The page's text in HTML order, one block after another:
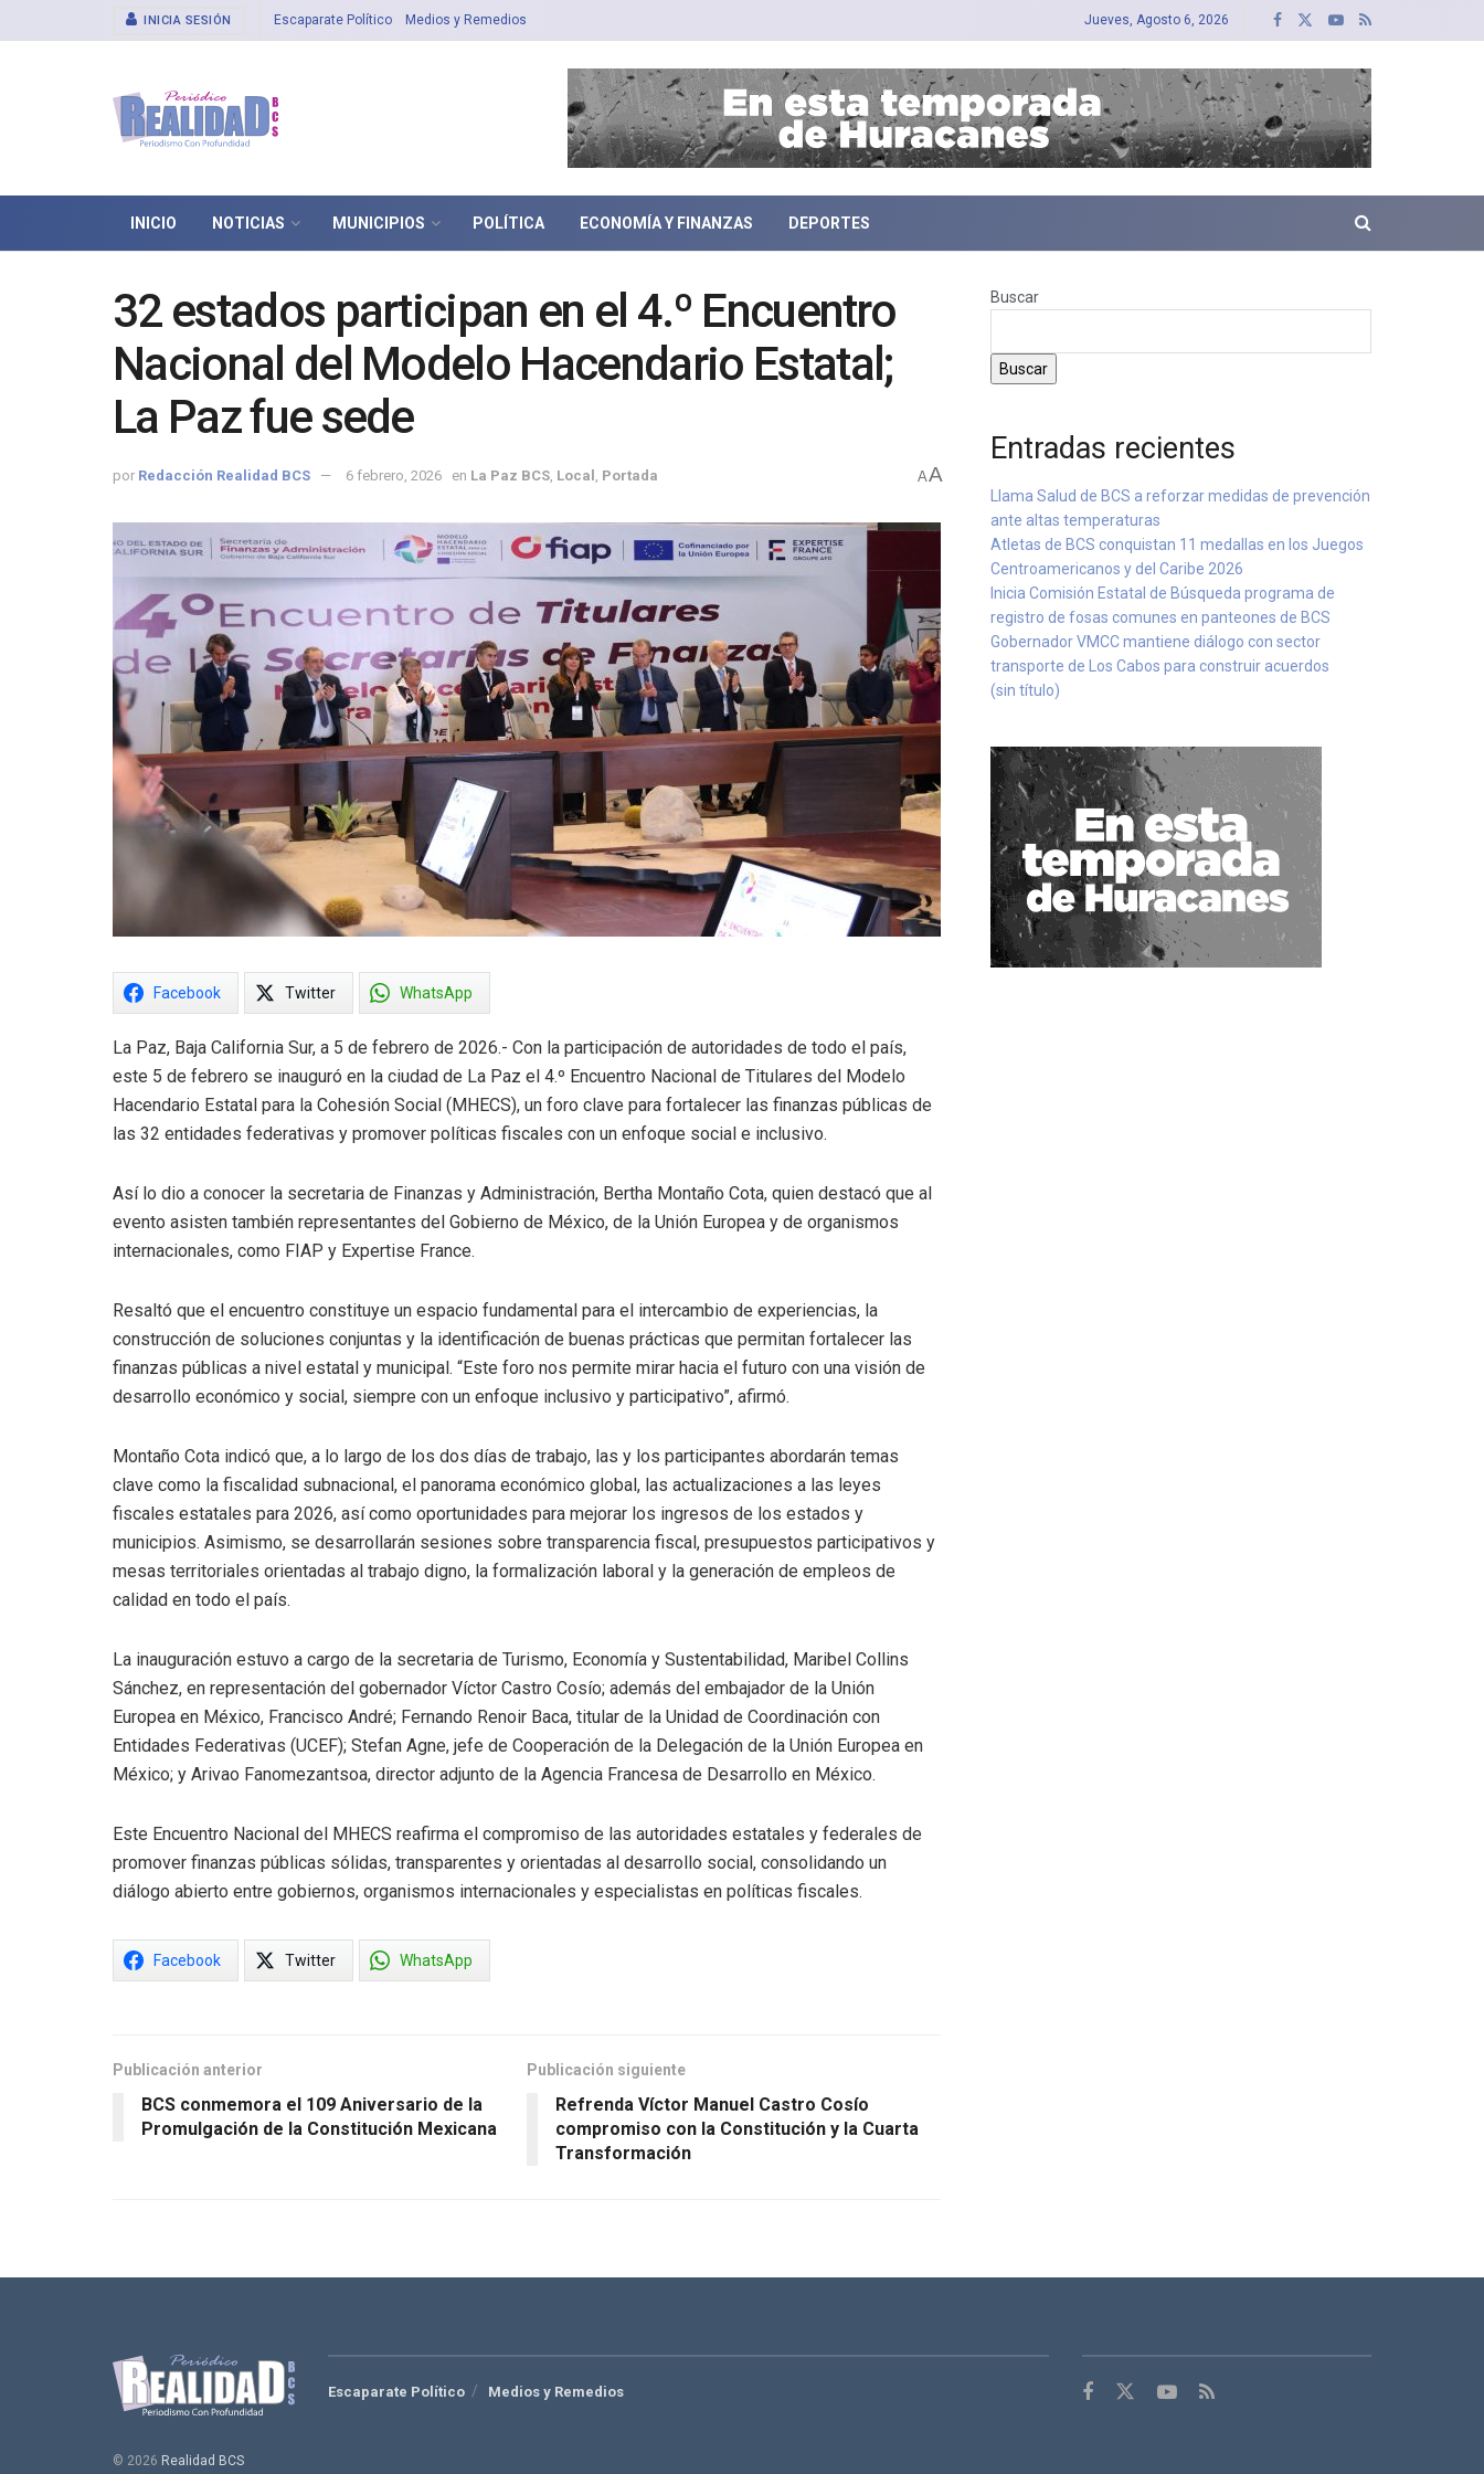
INICIA SESIÓN Escaparate Político Medios y Remedios Jueves, Agosto 6, 2026
INICIO NOTICIAS MUNICIPIOS POLÍTICA ECONOMÍA Y FINANZAS DEPORTES
32 estados participan en el 4.º Encuentro
Nacional del Modelo Hacendario Estatal;
La Paz fue sede
por Redacción Realidad BCS 6 febrero, 2026 en La Paz BCS Local Portada AA
Facebook Twitter WhatsApp
La Paz, Baja California Sur, a 5 de febrero de 2026.- Con la participación de autoridades de todo el país,
este 5 de febrero se inauguró en la ciudad de La Paz el 4.º Encuentro Nacional de Titulares del Modelo
Hacendario Estatal para la Cohesión Social (MHECS), un foro clave para fortalecer las finanzas públicas de
las 32 entidades federativas y promover políticas fiscales con un enfoque social e inclusivo.
Así lo dio a conocer la secretaria de Finanzas y Administración, Bertha Montaño Cota, quien destacó que al
evento asisten también representantes del Gobierno de México, de la Unión Europea y de organismos
internacionales, como FIAP y Expertise France.
Resaltó que el encuentro constituye un espacio fundamental para el intercambio de experiencias, la
construcción de soluciones conjuntas y la identificación de buenas prácticas que permitan fortalecer las
finanzas públicas a nivel estatal y municipal. “Este foro nos permite mirar hacia el futuro con una visión de
desarrollo económico y social, siempre con un enfoque inclusivo y participativo”, afirmó.
Montaño Cota indicó que, a lo largo de los dos días de trabajo, las y los participantes abordarán temas
clave como la fiscalidad subnacional, el panorama económico global, las actualizaciones a las leyes
fiscales estatales para 2026, así como oportunidades para mejorar los ingresos de los estados y
municipios. Asimismo, se desarrollarán sesiones sobre transparencia fiscal, presupuestos participativos y
mesas territoriales orientadas al trabajo digno, la formalización laboral y la generación de empleos de
calidad en todo el país.
La inauguración estuvo a cargo de la secretaria de Turismo, Economía y Sustentabilidad, Maribel Collins
Sánchez, en representación del gobernador Víctor Castro Cosío; además del embajador de la Unión
Europea en México, Francisco André; Fernando Renoir Baca, titular de la Unidad de Coordinación con
Entidades Federativas (UCEF); Stefan Agne, jefe de Cooperación de la Delegación de la Unión Europea en
México; y Arivao Fanomezantsoa, director adjunto de la Agencia Francesa de Desarrollo en México.
Este Encuentro Nacional del MHECS reafirma el compromiso de las autoridades estatales y federales de
promover finanzas públicas sólidas, transparentes y orientadas al desarrollo social, consolidando un
diálogo abierto entre gobiernos, organismos internacionales y especialistas en políticas fiscales.
Facebook Twitter WhatsApp
Publicación anterior
BCS conmemora el 109 Aniversario de la
Promulgación de la Constitución Mexicana
Publicación siguiente
Refrenda Víctor Manuel Castro Cosío
compromiso con la Constitución y la Cuarta
Transformación
Buscar
Buscar
Entradas recientes
Llama Salud de BCS a reforzar medidas de prevención
ante altas temperaturas
Atletas de BCS conquistan 11 medallas en los Juegos
Centroamericanos y del Caribe 2026
Inicia Comisión Estatal de Búsqueda programa de
registro de fosas comunes en panteones de BCS
Gobernador VMCC mantiene diálogo con sector
transporte de Los Cabos para construir acuerdos
(sin título)
© 2026 Realidad BCS
Escaparate Político Medios y Remedios